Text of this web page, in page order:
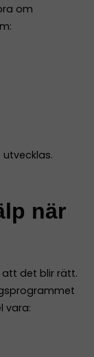
om
när
det blir rätt.
vara: